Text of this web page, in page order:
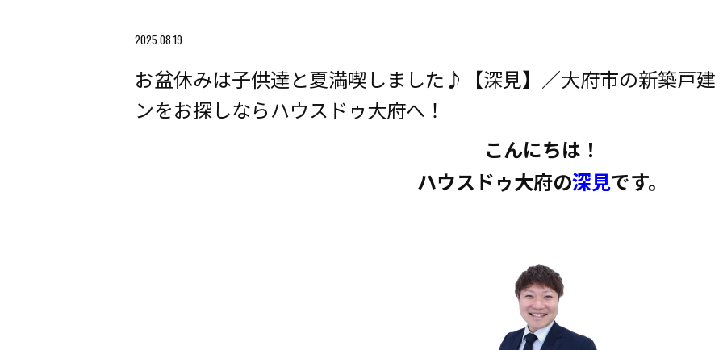
2025.08.19
お盆休みは子供達と夏満喫しました♪【深見】／大府市の新築戸建
ンをお探しならハウスドゥ大府へ！
こんにちは！
ハウスドゥ大府の深見です。